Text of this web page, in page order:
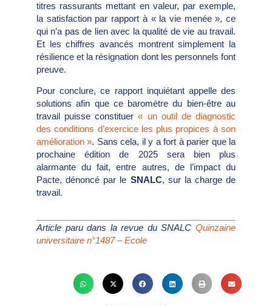
titres rassurants mettant en valeur, par exemple,
la satisfaction par rapport à « la vie menée », ce
qui n’a pas de lien avec la qualité de vie au travail.
Et les chiffres avancés montrent simplement la
résilience et la résignation dont les personnels font
preuve.
Pour conclure, ce rapport inquiétant appelle des
solutions afin que ce baromètre du bien-être au
travail puisse constituer« un outil de diagnostic
des conditions d’exercice les plus propices à son
amélioration ». Sans cela, il y a fort à parier que la
prochaine édition de 2025
sera bien plus
alarmante du fait, entre autres, de l’impact du
Pacte, dénoncé par le SNALC, sur la charge de
travail.
Article paru dans la revue du SNALC Quinzaine
universitaire n°1487 – Ecole